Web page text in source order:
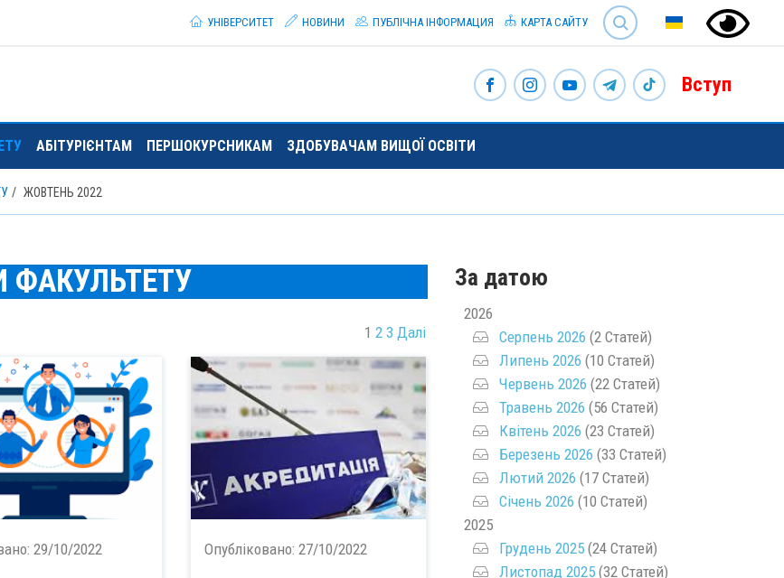
SEARCH
УНІВЕРСИТЕТ
НОВИНИ ПУБЛІЧНА ІНФОРМАЦИЯ КАРТА САЙТУ
Вступ
АБІТУРІЄНТАМ ПЕРШОКУРСНИКАМ ЗДОБУВАЧАМ ВИЩОЇ ОСВІТИ
ЖОВТЕНЬ 2022
ФАКУЛЬТЕТУ
1 2 3 Далі
29/10/2022 Опубліковано: 27/10/2022
За датою
2026
Серпень 2026 (2 Статей)
Липень 2026 (10 Статей)
Червень 2026 (22 Статей)
Травень 2026 (56 Статей)
Квітень 2026 (23 Статей)
Березень 2026 (33 Статей)
Лютий 2026 (17 Статей)
Січень 2026 (10 Статей)
2025
Грудень 2025(24 Статей)
Листопад 2025(32 Статей)